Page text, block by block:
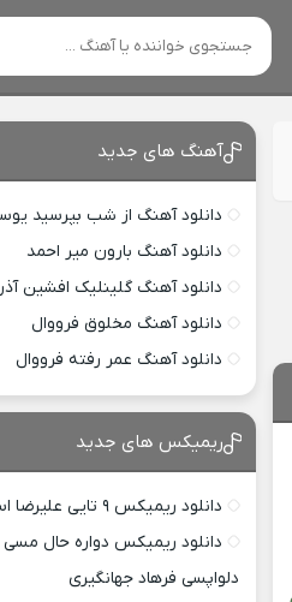
آهنگ های جدید
دانلود آهنگ از شب بپرسید
دانلود آهنگ بارون میر احمد
دانلود آهنگ گلینلیک افشین
دانلود آهنگ مخلوق فرووال
دانلود آهنگ عمر رفته فرووال
ریمیکس های جدید
دانلود ریمیکس ۹ تایی علیرضا اسپید
دانلود ریمیکس دواره حال
دلواپسی فرهاد جهانگیری